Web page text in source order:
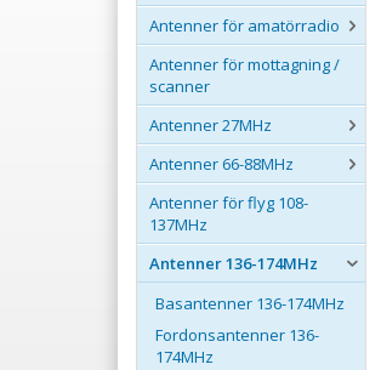
Antenner för amatörradio
Antenner för mottagning /
scanner
Antenner 27MHz
Antenner 66-88MHz
Antenner för flyg 108-
137MHz
Antenner 136-174MHz
Basantenner 136-174MHz
Fordonsantenner 136-
174MHz